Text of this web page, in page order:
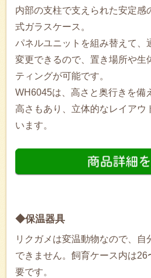
内部の支柱で支えられた安定感
式ガラスケース。
パネルユニットを組み替えて、
変更できるので、置き場所や生
ティングが可能です。
WH6045は、高さと奥行きを備
高さもあり、立体的なレイアウ
います。
◆保温器具
リクガメは変温動物なので、自
できません。飼育ケース内は
要です。